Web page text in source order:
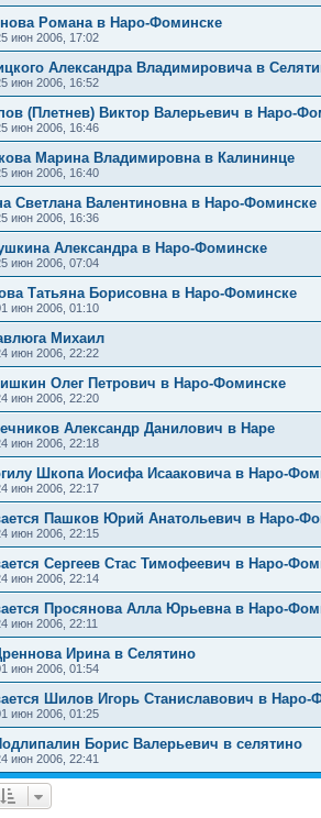
Романа в Наро-Фоминске
июн 2006, 17:02
Александра Владимировича в
июн 2006, 16:52
(Плетнев) Виктор Валерьевич в Наро-
июн 2006, 16:46
Марина Владимировна в Калининце
июн 2006, 16:40
Светлана Валентиновна в Наро-Фоминске
июн 2006, 16:36
Александра в Наро-Фоминске
июн 2006, 07:04
Татьяна Борисовна в Наро-Фоминске
июн 2006, 01:10
Михаил
июн 2006, 22:22
Олег Петрович в Наро-Фоминске
июн 2006, 22:20
Александр Данилович в Наре
июн 2006, 22:18
Шкопа Иосифа Исааковича в Наро-
июн 2006, 22:17
Пашков Юрий Анатольевич в Наро-
июн 2006, 22:15
Сергеев Стас Тимофеевич в Наро-
июн 2006, 22:14
Просянова Алла Юрьевна в Наро-
июн 2006, 22:11
Ирина в Селятино
июн 2006, 01:54
Шилов Игорь Станиславович в Наро-
июн 2006, 01:25
Борис Валерьевич в селятино
июн 2006, 22:41